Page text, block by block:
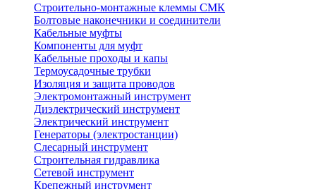
Строительно-монтажные клеммы СМК
Болтовые наконечники и соединители
Кабельные муфты
Компоненты для муфт
Кабельные проходы и капы
Термоусадочные трубки
Изоляция и защита проводов
Электромонтажный инструмент
Диэлектрический инструмент
Электрический инструмент
Генераторы (электростанции)
Слесарный инструмент
Строительная гидравлика
Сетевой инструмент
Крепежный инструмент